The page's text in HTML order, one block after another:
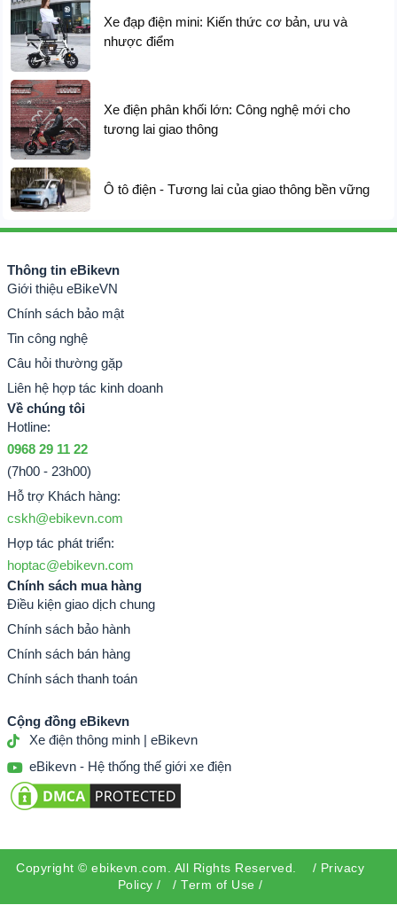
Từ tổng quan đến các chi tiết nhỏ đều mang đậm
chất cổ điển, đầy sang trọng, tinh tế. Xe đạp điện địa
hình FTN GT20 mang sức hút quyến rũ độc đáo,
mới lạ khi đưa tính chất hoài cổ lên một chiếc xe
mang trong mình nhiều công nghệ mới nhất.
xuất trang bị những công nghệ mới cùng tiêu chuẩn,
thiết kế nâng cấp cùng các hệ thống thông minh.
Xe đạp điện mini: Kiến thức cơ bản, ưu và
nhược điểm
Xe điện phân khối lớn: Công nghệ mới cho
tương lai giao thông
Ô tô điện - Tương lai của giao thông bền vững
Thông tin eBikevn
Giới thiệu eBikeVN
Chính sách bảo mật
Tin công nghệ
Câu hỏi thường gặp
Liên hệ hợp tác kinh doanh
Về chúng tôi
Hotline:
0968 29 11 22
(7h00 - 23h00)
Hỗ trợ Khách hàng:
cskh@ebikevn.com
Hợp tác phát triển:
hoptac@ebikevn.com
Chính sách mua hàng
Điều kiện giao dịch chung
Chính sách bảo hành
Chính sách bán hàng
Chính sách thanh toán
Cộng đồng eBikevn
Xe điện thông minh | eBikevn
eBikevn - Hệ thống thế giới xe điện
Copyright © ebikevn.com . All Rights Reserved. / Privacy
Policy / / Term of Use /